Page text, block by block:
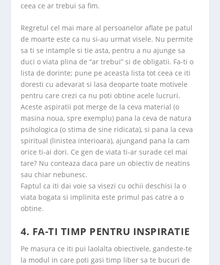
ceea ce ar trebui sa fim.
Regretul cel mai mare al persoanelor aflate pe patul
de moarte este ca nu si-au urmat visele. Nu permite
sa ti se intample si tie asta, pentru a nu ajunge sa
duci o viata plina de “ar trebui” si de obligatii. Fa-ti o
lista de dorinte; pune pe aceasta lista tot ceea ce iti
doresti cu adevarat si lasa deoparte toate motivele
pentru care crezi ca nu poti obtine acele lucruri.
Aceste aspiratii pot merge de la ceva material (o
masina noua, spre exemplu) pana la ceva de natura
psihologica (o stima de sine ridicata), si pana la ceva
spiritual (linistea interioara), ajungand pana la cam
orice ti-ai dori. Ce gen de viata ti-ar surade cel mai
tare? Nu conteaza daca pare un obiectiv de neatins
sau chiar nebunesc.
Faptul ca iti dai voie sa visezi cu ochii deschisi la o
viata bogata si implinita este primul pas catre a o
obtine.
4. FA-TI TIMP PENTRU INSPIRATIE
Pe masura ce iti pui laolalta obiectivele, gandeste-te
la modul in care poti gasi timp liber sa te bucuri de